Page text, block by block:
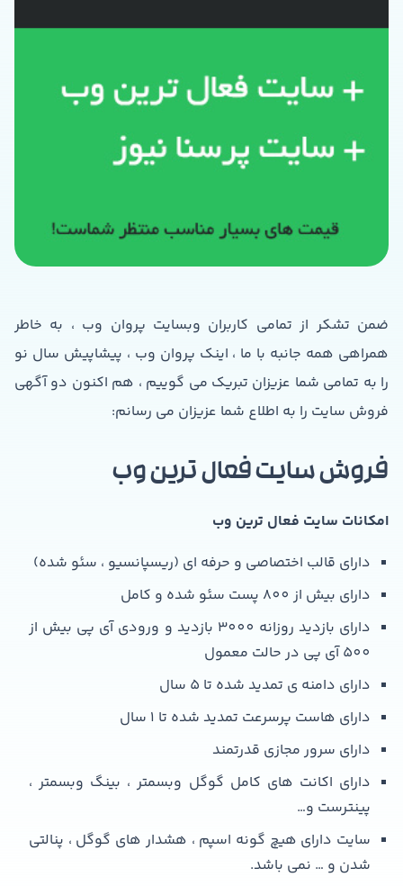
ضمن تشکر از تمامی کاربران وبسایت پروان وب ، به خاطر
همراهی همه جانبه با ما ، اینک پروان وب ، پیشاپیش سال نو
را به تمامی شما عزیزان تبریک می گوییم ، هم اکنون دو آگهی
فروش سایت را به اطلاع شما عزیزان می رسانم:
فروش سایت فعال ترین وب
امکانات سایت فعال ترین وب
دارای قالب اختصاصی و حرفه ای (ریسپانسیو ، سئو شده)
دارای بیش از 800 پست سئو شده و کامل
دارای بازدید روزانه 3000 بازدید و ورودی آی پی بیش از
500 آی پی در حالت معمول
دارای دامنه ی تمدید شده تا 5 سال
دارای هاست پرسرعت تمدید شده تا 1 سال
دارای سرور مجازی قدرتمند
دارای اکانت های کامل گوگل وبسمتر ، بینگ وبسمتر ،
پینترست و…
سایت دارای هیچ گونه اسپم ، هشدار های گوگل ، پنالتی
شدن و … نمی باشد.